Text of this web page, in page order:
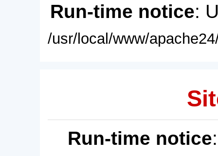
Run-time notice:
/usr/local/www/
Run-time notice